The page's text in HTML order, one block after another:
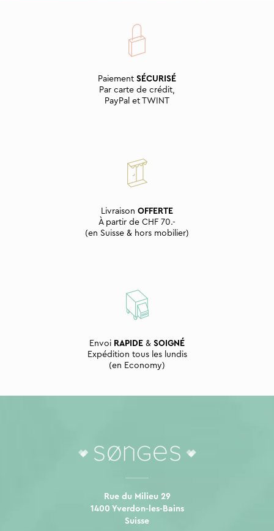
Paiement SÉCURISÉ
Par carte de crédit,
PayPal et TWINT
Livraison OFFERTE
À partir de CHF 70.-
(en Suisse & hors mobilier)
Envoi RAPIDE & SOIGNÉ
Expédition tous les lundis
(en Economy)
Rue du Milieu 29
1400 Yverdon-les-Bains
Suisse